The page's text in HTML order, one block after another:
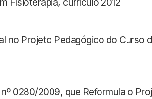
Fisioterapia, currículo 2012
no Projeto Pedagógico do Curso
0280/2009, que Reformula o